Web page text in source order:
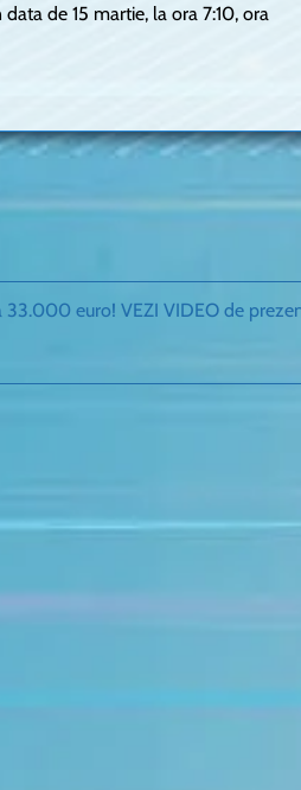
de 15 martie, la ora 7:10, ora
33.000 euro! VEZI VIDEO de